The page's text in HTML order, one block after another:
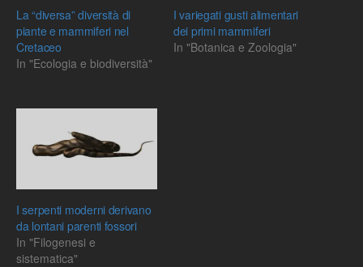
La “diversa” diversità di
piante e mammiferi nel
Cretaceo
In "Ecologia e biodiversità"
I variegati gusti alimentari
dei primi mammiferi
In "Botanica e Zoologia"
I serpenti moderni derivano
da lontani parenti fossori
In "Filogenesi e
sistematica"